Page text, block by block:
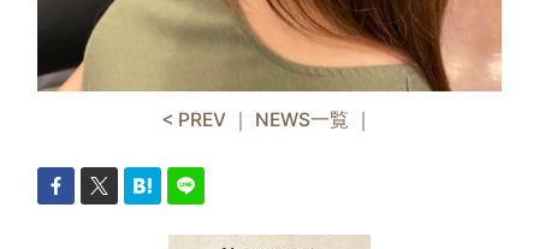
< PREV ｜ NEWS一覧 ｜